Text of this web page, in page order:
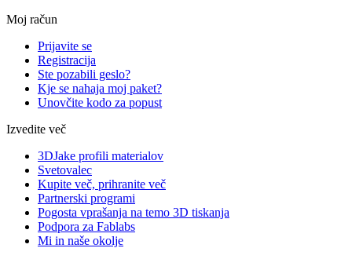
Moj račun
Prijavite se
Registracija
Ste pozabili geslo?
Kje se nahaja moj paket?
Unovčite kodo za popust
Izvedite več
3DJake profili materialov
Svetovalec
Kupite več, prihranite več
Partnerski programi
Pogosta vprašanja na temo 3D tiskanja
Podpora za Fablabs
Mi in naše okolje